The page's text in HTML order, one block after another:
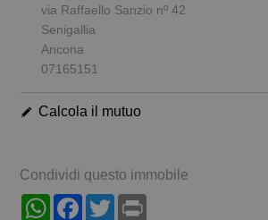
via Raffaello Sanzio nº 42
Senigallia
Ancona
07165151
Calcola il mutuo
Condividi questo immobile
WhatsAppFacebook
Twitter